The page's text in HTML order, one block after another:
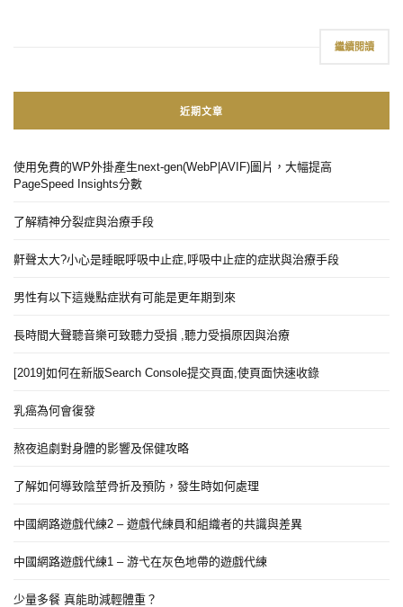
繼續閱讀
近期文章
使用免費的WP外掛產生next-gen(WebP|AVIF)圖片，大幅提高
PageSpeed Insights分數
了解精神分裂症與治療手段
鼾聲太大?小心是睡眠呼吸中止症,呼吸中止症的症狀與治療手段
男性有以下這幾點症狀有可能是更年期到來
長時間大聲聽音樂可致聽力受損 ,聽力受損原因與治療
[2019]如何在新版Search Console提交頁面,使頁面快速收錄
乳癌為何會復發
熬夜追劇對身體的影響及保健攻略
了解如何導致陰莖骨折及預防，發生時如何處理
中國網路遊戲代練2 – 遊戲代練員和組織者的共識與差異
中國網路遊戲代練1 – 游弋在灰色地帶的遊戲代練
少量多餐 真能助減輕體重？